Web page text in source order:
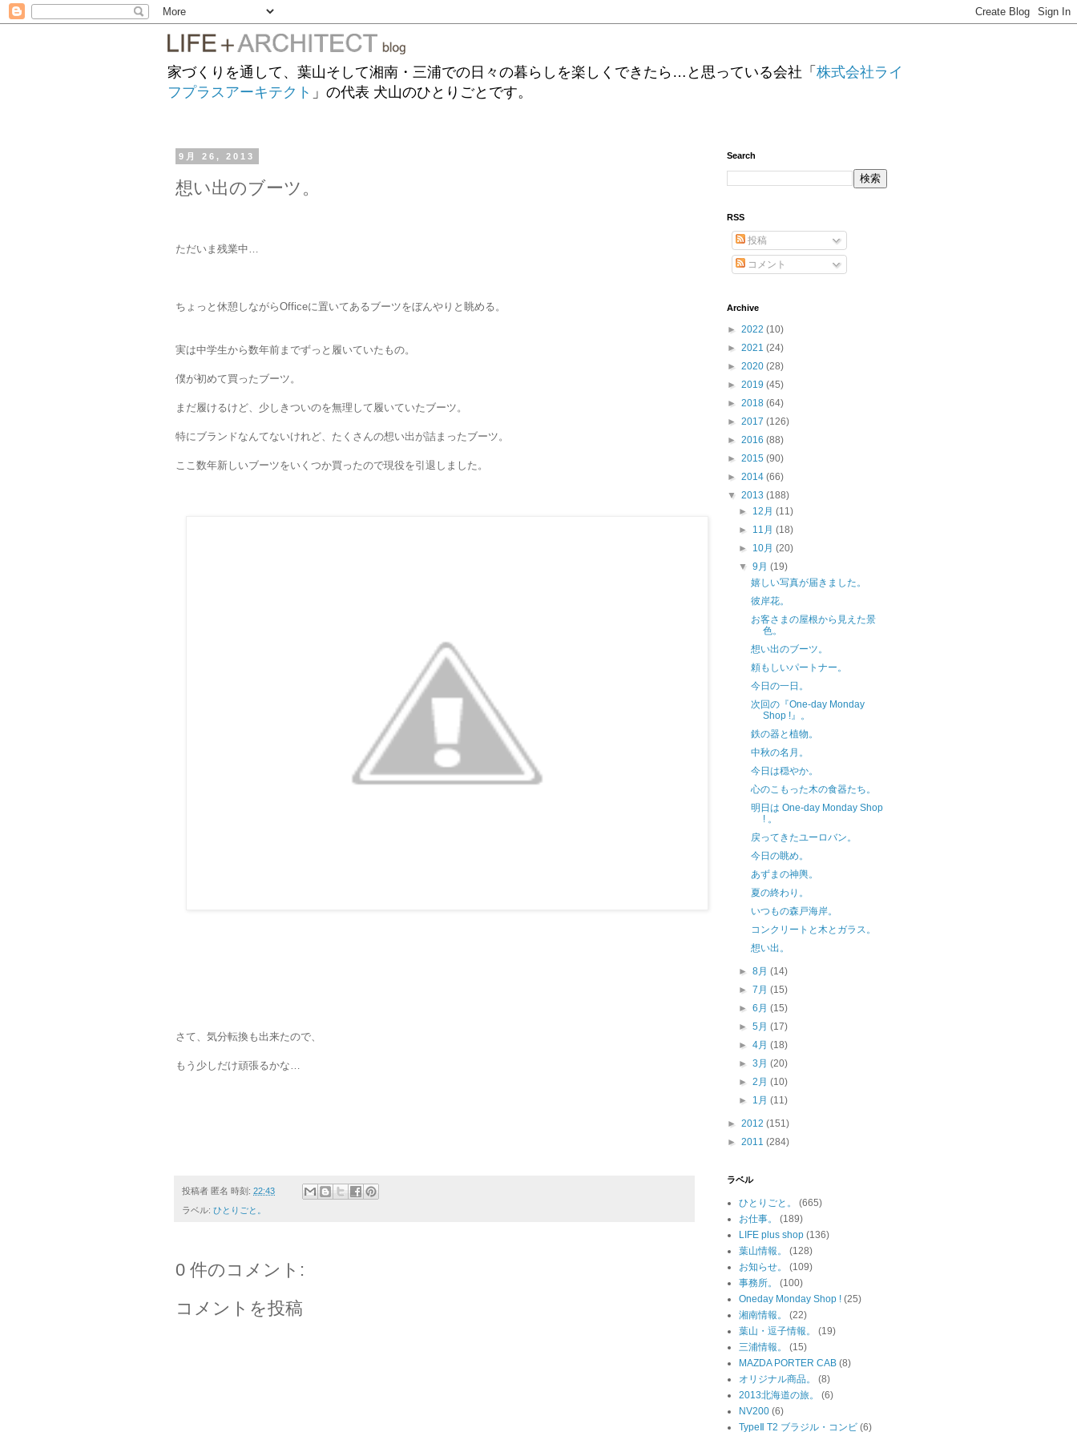
家づくりを通して、葉山そして湘南・三浦での日々の暮らしを楽しくできたら…と思っている会社「 株式会社ライ
フプラスアーキテクト 」の代表 犬山のひとりごとです。
9月 26, 2013
想い出のブーツ。
ただいま残業中…
ちょっと休憩しながらOfficeに置いてあるブーツをぼんやりと眺める。
実は中学生から数年前までずっと履いていたもの。
僕が初めて買ったブーツ。
まだ履けるけど、少しきついのを無理して履いていたブーツ。
特にブランドなんてないけれど、たくさんの想い出が詰まったブーツ。
ここ数年新しいブーツをいくつか買ったので現役を引退しました。
さて、気分転換も出来たので、
もう少しだけ頑張るかな…
投稿者 匿名 時刻: 22:43
ラベル: ひとりごと。
0 件のコメント:
コメントを投稿
Search
RSS
投稿
コメント
Archive
► 2022 (10)
► 2021 (24)
► 2020 (28)
► 2019 (45)
► 2018 (64)
► 2017 (126)
► 2016 (88)
► 2015 (90)
► 2014 (66)
▼ 2013 (188)
► 12月(11)
► 11月(18)
► 10月(20)
▼9月(19)
嬉しい写真が届きました。
彼岸花。
お客さまの屋根から見えた景
色。
想い出のブーツ。
頼もしいパートナー。
今日の一日。
次回の『One-day Monday
Shop !』。
鉄の器と植物。
中秋の名月。
今日は穏やか。
心のこもった木の食器たち。
明日は One-day Monday Shop
! 。
戻ってきたユーロバン。
今日の眺め。
あずまの神輿。
夏の終わり。
いつもの森戸海岸。
コンクリートと木とガラス。
想い出。
►8月(14)
►7月(15)
►6月(15)
►5月(17)
►4月(18)
►3月(20)
►2月(10)
► 1月(11)
► 2012 (151)
► 2011 (284)
ラベル
ひとりごと。
(665)
お仕事。
(189)
LIFE plus shop (136)
葉山情報。
(128)
お知らせ。
(109)
事務所。
(100)
Oneday Monday Shop ! (25)
湘南情報。
(22)
葉山・逗子情報。
(19)
三浦情報。
(15)
MAZDA PORTER CAB (8)
オリジナル商品。
(8)
2013北海道の旅。
(6)
NV200 (6)
TypeⅡ T2 ブラジル・コンビ (6)